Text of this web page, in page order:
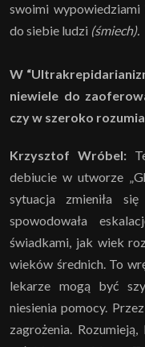
swoimi wypowiedziami
do siebie ludzi (śmiech).
W
niewiele do
czy w szeroko
Krzysztof Wróbel:
debiucie w utworze
sytuacja zmieniła
spowodowała
świadkami, jak wiek
wieków średnich. To
lekarze mogą być
niesienia pomocy.
zagrożenia.